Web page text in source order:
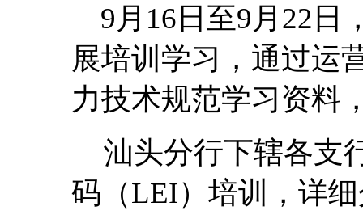
9月16日至9月22日
展培训学习，通过运
力技术规范学习资料
汕头分行下辖各支
码（LEI）培训，详